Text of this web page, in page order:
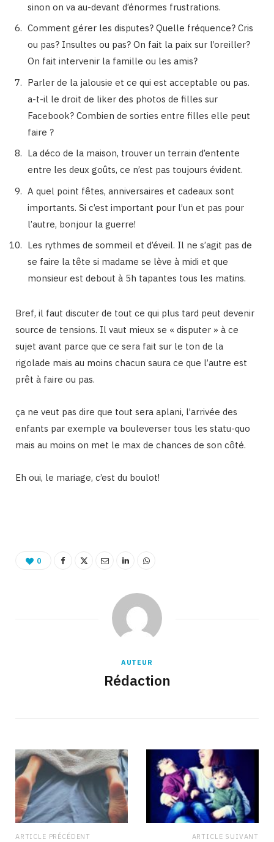
sinon on va au-devant d’énormes frustrations.
Comment gérer les disputes? Quelle fréquence? Cris
ou pas? Insultes ou pas? On fait la paix sur l’oreiller?
On fait intervenir la famille ou les amis?
Parler de la jalousie et ce qui est acceptable ou pas.
a-t-il le droit de liker des photos de filles sur
Facebook? Combien de sorties entre filles elle peut
faire ?
La déco de la maison, trouver un terrain d’entente
entre les deux goûts, ce n’est pas toujours évident.
A quel point fêtes, anniversaires et cadeaux sont
importants. Si c’est important pour l’un et pas pour
l’autre, bonjour la guerre!
Les rythmes de sommeil et d’éveil. Il ne s’agit pas de
se faire la tête si madame se lève à midi et que
monsieur est debout à 5h tapantes tous les matins.
Bref, il faut discuter de tout ce qui plus tard peut devenir
source de tensions. Il vaut mieux se « disputer » à ce
sujet avant parce que ce sera fait sur le ton de la
rigolade mais au moins chacun saura ce que l’autre est
prêt à faire ou pas.
ça ne veut pas dire que tout sera aplani, l’arrivée des
enfants par exemple va bouleverser tous les statu-quo
mais au moins on met le max de chances de son côté.
Eh oui, le mariage, c’est du boulot!
0
AUTEUR
Rédaction
ARTICLE PRÉCÉDENT ARTICLE SUIVANT